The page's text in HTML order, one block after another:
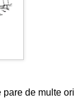
pare de multe ori